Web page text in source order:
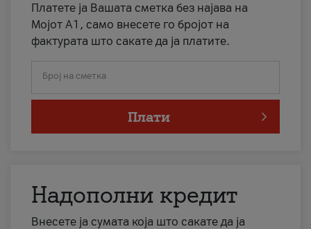
Платете ја Вашата сметка без најава на
Мојот А1, само внесете го бројот на
фактурата што сакате да ја платите.
Број на сметка
Плати
Надополни кредит
Внесете ја сумата која што сакате да ја